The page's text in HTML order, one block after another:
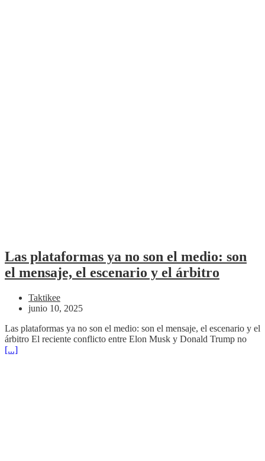
Las plataformas ya no son el medio: son
el mensaje, el escenario y el árbitro
Taktikee
junio 10, 2025
Las plataformas ya no son el medio: son el mensaje, el escenario y el
árbitro El reciente conflicto entre Elon Musk y Donald Trump no
[...]